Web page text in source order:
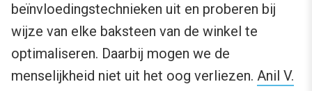
beïnvloedingstechnieken uit en proberen bij
wijze van elke baksteen van de winkel te
optimaliseren. Daarbij mogen we de
menselijkheid niet uit het oog verliezen. Anil V.